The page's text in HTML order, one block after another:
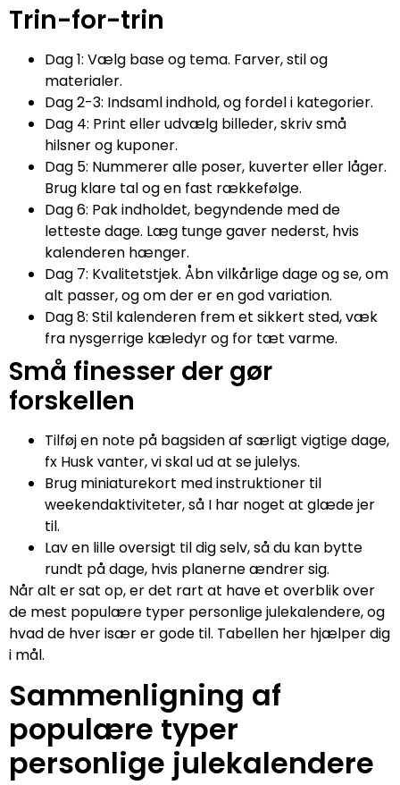
Trin-for-trin
Dag 1: Vælg base og tema. Farver, stil og
materialer.
Dag 2-3: Indsaml indhold, og fordel i kategorier.
Dag 4: Print eller udvælg billeder, skriv små
hilsner og kuponer.
Dag 5: Nummerer alle poser, kuverter eller låger.
Brug klare tal og en fast rækkefølge.
Dag 6: Pak indholdet, begyndende med de
letteste dage. Læg tunge gaver nederst, hvis
kalenderen hænger.
Dag 7: Kvalitetstjek. Åbn vilkårlige dage og se, om
alt passer, og om der er en god variation.
Dag 8: Stil kalenderen frem et sikkert sted, væk
fra nysgerrige kæledyr og for tæt varme.
Små finesser der gør
forskellen
Tilføj en note på bagsiden af særligt vigtige dage,
fx Husk vanter, vi skal ud at se julelys.
Brug miniaturekort med instruktioner til
weekendaktiviteter, så I har noget at glæde jer
til.
Lav en lille oversigt til dig selv, så du kan bytte
rundt på dage, hvis planerne ændrer sig.
Når alt er sat op, er det rart at have et overblik over
de mest populære typer personlige julekalendere, og
hvad de hver især er gode til. Tabellen her hjælper dig
i mål.
Sammenligning af
populære typer
personlige julekalendere